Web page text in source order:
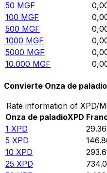
50 MGF
100 MGF
500 MGF
1000 MGF
5000 MGF
10.000 MGF
Convierte Onza de
Rate information of XPD/
Onza de paladioXPD
1 XPD
5 XPD
10 XPD
25 XPD